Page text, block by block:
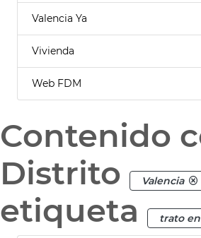
Valencia Ya
Vivienda
Web FDM
Contenido
Distrito
Valencia
etiqueta
trato